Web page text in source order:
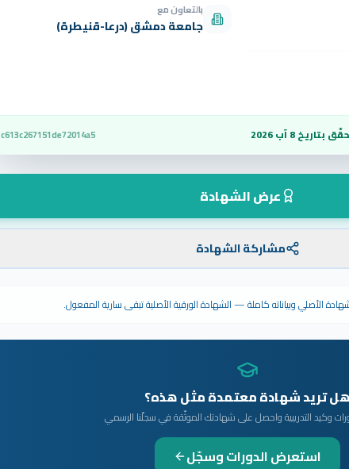
بالتعاون مع
جامعة دمشق (درعا-قنيطرة)
بتاريخ8 آب 2026 c613c267151de72014a5
عرض الشهادة
مشاركة الشهادة
هل تريد شهادة معتمدة مثل هذه؟
وكيد التدريبية واحصل على شهادتك الموثّقة في سجلّنا الرسمي
استعرض الدورات وسجّل